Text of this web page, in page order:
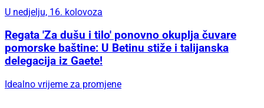
U nedjelju, 16. kolovoza
Regata 'Za dušu i tilo' ponovno okuplja čuvare
pomorske baštine: U Betinu stiže i talijanska
delegacija iz Gaete!
Idealno vrijeme za promjene